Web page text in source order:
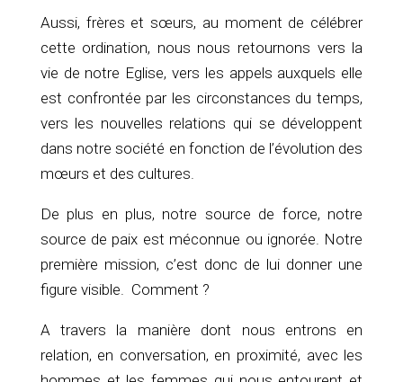
Aussi, frères et sœurs, au moment de célébrer
cette ordination, nous nous retournons vers la
vie de notre Eglise, vers les appels auxquels elle
est confrontée par les circonstances du temps,
vers les nouvelles relations qui se développent
dans notre société en fonction de l’évolution des
mœurs et des cultures.
De plus en plus, notre source de force, notre
source de paix est méconnue ou ignorée. Notre
première mission, c’est donc de lui donner une
figure visible. Comment ?
A travers la manière dont nous entrons en
relation, en conversation, en proximité, avec les